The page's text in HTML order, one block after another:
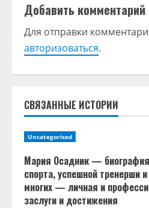
т
ь
ч
т
е
н
и
е
Добавить комментарий
Для отправки
авторизоваться.
СВЯЗАННЫЕ ИСТОРИИ
Uncategorised
Мария Осадник —
спорта, успешной тренерши
многих — личная и
заслуги и достижения